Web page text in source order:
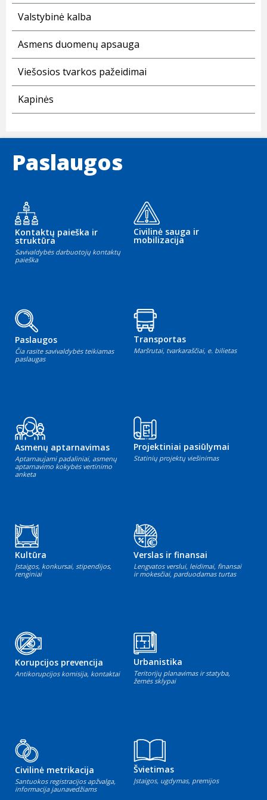
Valstybinė kalba
Asmens duomenų apsauga
Viešosios tvarkos pažeidimai
Kapinės
Paslaugos
Kontaktų paieška ir
struktūra
Savivaldybės darbuotojų kontaktų
paieška
Civilinė sauga ir
mobilizacija
Paslaugos
Čia rasite savivaldybės teikiamas
paslaugas
Transportas
Maršrutai, tvarkaraščiai, e. bilietas
Asmenų aptarnavimas
Aptarnaujami padaliniai, asmenų
aptarnavimo kokybės vertinimo
anketa
Projektiniai pasiūlymai
Statinių projektų viešinimas
Kultūra
Įstaigos, konkursai, stipendijos,
renginiai
Verslas ir finansai
Lengvatos verslui, leidimai, finansai
ir mokesčiai, parduodamas turtas
Korupcijos prevencija
Antikorupcijos komisija, kontaktai
Urbanistika
Teritorijų planavimas ir statyba,
žemės sklypai
Civilinė metrikacija
Santuokos registracijos apžvalga,
informacija jaunavedžiams
Švietimas
Įstaigos, ugdymas, premijos